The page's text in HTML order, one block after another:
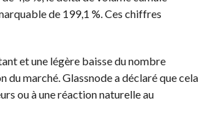
de 199,1 %. Ces chiffres
et une légère baisse du nombre
marché. Glassnode a déclaré que cela
ou à une réaction naturelle au